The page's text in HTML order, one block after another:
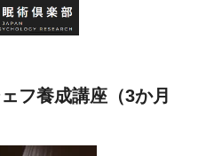
フ養成講座（3か月